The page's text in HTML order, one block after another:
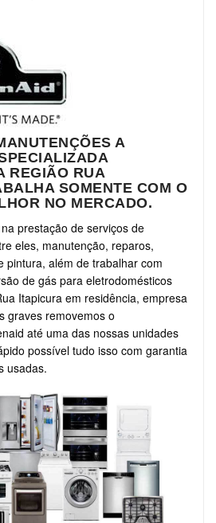
A
REGIÃO RUA
SOMENTE COM O
NO MERCADO.
prestação de serviços de
eles, manutenção, reparos,
pintura, além de trabalhar com
de gás para eletrodomésticos
Itapicura em residência, empresa
graves removemos o
até uma das nossas unidades
possível tudo isso com garantia
usadas.